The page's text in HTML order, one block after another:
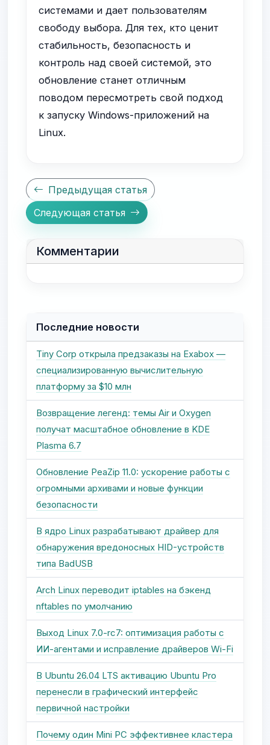
системами и дает пользователям
свободу выбора. Для тех, кто ценит
стабильность, безопасность и
контроль над своей системой, это
обновление станет отличным
поводом пересмотреть свой подход
к запуску Windows-приложений на
Linux.
Предыдущая статья
Следующая статья
Комментарии
Последние новости
Tiny Corp открыла предзаказы на Exabox —
специализированную вычислительную
платформу за $10 млн
Возвращение легенд: темы Air и Oxygen
получат масштабное обновление в KDE
Plasma 6.7
Обновление PeaZip 11.0: ускорение работы с
огромными архивами и новые функции
безопасности
В ядро Linux разрабатывают драйвер для
обнаружения вредоносных HID-устройств
типа BadUSB
Arch Linux переводит iptables на бэкенд
nftables по умолчанию
Выход Linux 7.0-rc7: оптимизация работы с
ИИ-агентами и исправление драйверов Wi-Fi
В Ubuntu 26.04 LTS активацию Ubuntu Pro
перенесли в графический интерфейс
первичной настройки
Почему один Mini PC эффективнее кластера